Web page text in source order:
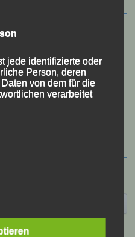
01.08.2026
01.08.2026
25.07.2026
jede identifizierte oder
Person, deren
von dem für die
verarbeitet
Vorgangsreihe im
die Speicherung,